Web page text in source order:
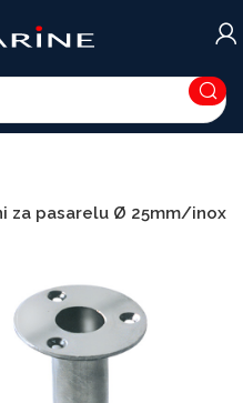
za pasarelu Ø 25mm/inox